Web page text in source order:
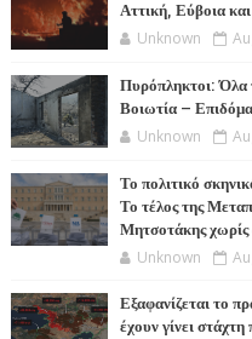
Αττική, Εύβοια
Unknown
Πυρόπληκτοι: Όλα
Βοιωτία –
Unknown
Το πολιτικό
Το τέλος της
Μητσοτάκης χωρίς
Unknown
Εξαφανίζεται το
έχουν γίνει